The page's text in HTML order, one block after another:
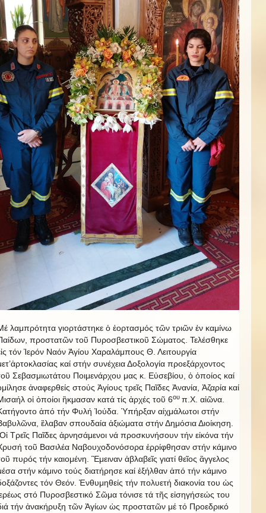
λαμπρότητα γιορτάστηκε ὁ ἑορτασμός τῶν τριῶν ἐν καμίνω
προστατῶν τοῦ Πυροσβεστικοῦ Σώματος. Τελέσθηκε
τόν Ἱερόν Ναόν Ἁγίου Χαραλάμπους Θ. Λειτουργία
καί στήν συνέχεια Δοξολογία προεξάρχοντος
Σεβασμιωτάτου Ποιμενάρχου μας κ. Εὐσεβίου, ὁ ὁποίος καί
ἀναφερθείς στοὐς Ἁγίους τρεῖς Παῖδες Ἀνανία, Ἀζαρία καί
οἱ ὀποίοι ἢκμασαν κατά τίς ἀρχές τοῦ 6ου π.Χ. αἰῶνα.
ἀπό τήν Φυλή Ἰούδα. Ὑπήρξαν αἰχμάλωτοι στήν
ἒλαβαν σπουδαία ἀξιώματα στήν Δημόσια Διοίκηση.
Τρεῖς Παῖδες ἀρνησάμενοι νά προσκυνήσουν τήν εἰκόνα τήν
τοῦ Βασιλέα Ναβουχοδονόσορα ἐρρίφθησαν στήν κάμινο
πυρός τήν καιομένη. Ἓμειναν ἀβλαβεῖς γιατί θεῖος ἂγγελος
στήν κάμινο τούς διατήρησε καί ἐξήλθαν ἀπό τήν κάμινο
τόν Θεόν. Ἐνθυμηθείς τήν πολυετή διακονία του ὡς
στό Πυροσβεστικό Σῶμα τόνισε τά τῆς εἰσηγήσεώς του
τήν ἀνακήρυξη τῶν Ἁγίων ὡς προστατῶν μέ τό Προεδρικό